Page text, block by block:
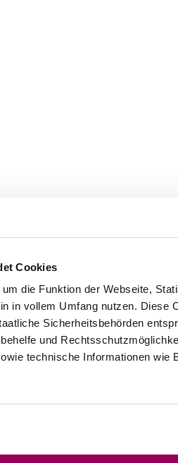
Cookies
die Funktion der Webseite,
in vollem Umfang nutzen.
Sicherheitsbehörden
und
technische Informationen